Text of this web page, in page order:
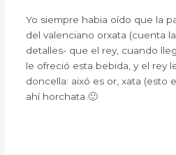
Yo siempre habia oído que la
del valenciano orxata (cuenta
detalles- que el rey, cuando
le ofreció esta bebida, y el rey
doncella: aixó es or, xata (esto
ahí horchata 🙂